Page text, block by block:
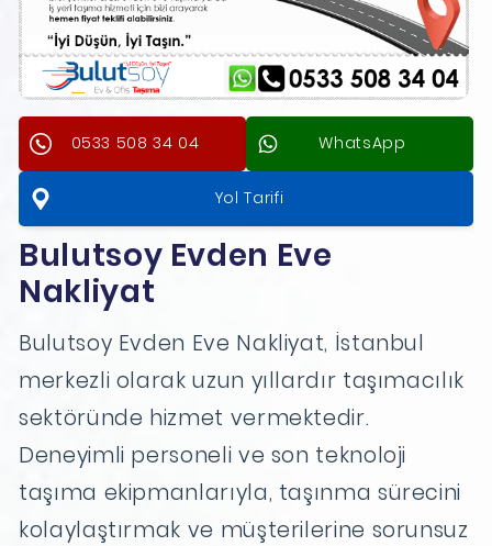
0533 508 34 04 WhatsApp
Yol Tarifi
Bulutsoy Evden Eve
Nakliyat
Bulutsoy Evden Eve Nakliyat, İstanbul
merkezli olarak uzun yıllardır taşımacılık
sektöründe hizmet vermektedir.
Deneyimli personeli ve son teknoloji
taşıma ekipmanlarıyla, taşınma sürecini
kolaylaştırmak ve müşterilerine sorunsuz